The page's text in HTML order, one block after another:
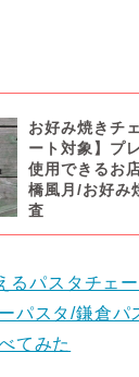
お好み焼きチ
ート対象】プ
使用できるお
橋風月/お好み
査
るパスタチェ
パスタ/鎌倉パ
てみた